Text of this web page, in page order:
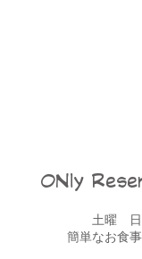
ONly
土曜
簡単なお食事